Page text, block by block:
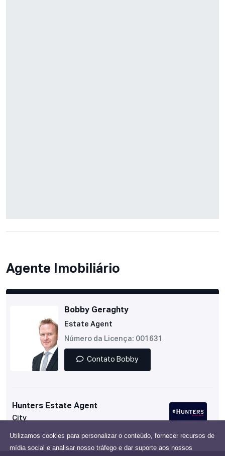
Utilizamos cookies para personalizar o conteúdo, fornecer recursos de
mídia social e analisar nosso tráfego e dar suporte aos nossos
Agente Imobiliário
Bobby Geraghty
Estate Agent
Número da Licença: 001631
Contato Bobby
Hunters Estate Agent
City